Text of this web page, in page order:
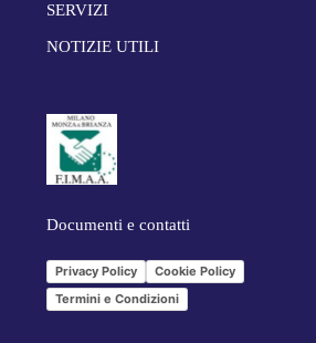
SERVIZI
NOTIZIE UTILI
Documenti e contatti
Privacy Policy
Cookie Policy
Termini e Condizioni